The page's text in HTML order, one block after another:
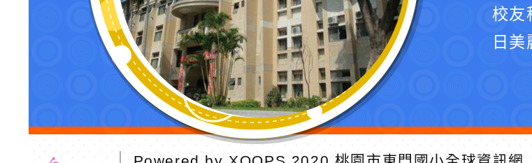
校友
日美